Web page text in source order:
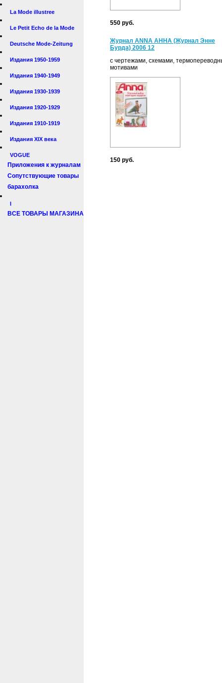
La Mode illustree
Le Petit Echo de la Mode
Deutsche Mode-Zeitung
Издания 1950-1959
Издания 1940-1949
Издания 1930-1939
Издания 1920-1929
Издания 1910-1919
Издания XIX века
VOGUE
Приложения к журналам
Сопутствующие товары
барахолка
I
ВСЕ ТОВАРЫ МАГАЗИНА
550 руб.
Журнал ANNA АННА (Журнал Энне
Бурда) 2006 12
с чертежами, схемами,
мотивами
150 руб.